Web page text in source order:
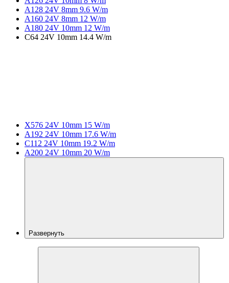
A128 24V 8mm 9.6 W/m
A160 24V 8mm 12 W/m
A180 24V 10mm 12 W/m
C64 24V 10mm 14.4 W/m
X576 24V 10mm 15 W/m
A192 24V 10mm 17.6 W/m
C112 24V 10mm 19.2 W/m
A200 24V 10mm 20 W/m
Развернуть